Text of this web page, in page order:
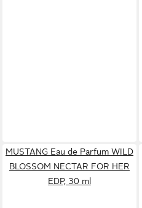
MUSTANG Eau de Parfum WILD
BLOSSOM NECTAR FOR HER
EDP, 30 ml